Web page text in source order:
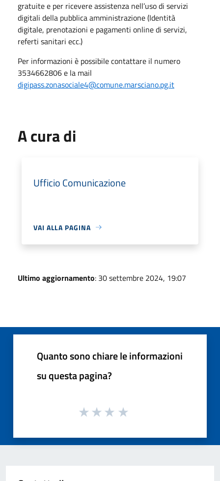
gratuite e per ricevere assistenza nell’uso di servizi
digitali della pubblica amministrazione (Identità
digitale, prenotazioni e pagamenti online di servizi,
referti sanitari ecc.)
Per informazioni è possibile contattare il numero
3534662806 e la mail
digipass.zonasociale4@comune.marsciano.pg.it
A cura di
Ufficio Comunicazione
VAI ALLA PAGINA
Ultimo aggiornamento: 30 settembre 2024, 19:07
Quanto sono chiare le informazioni
su questa pagina?